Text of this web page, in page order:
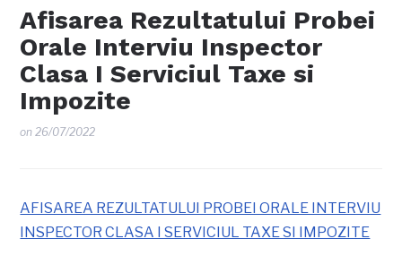
Afisarea Rezultatului Probei
Orale Interviu Inspector
Clasa I Serviciul Taxe si
Impozite
on26/07/2022
AFISAREA REZULTATULUI PROBEI ORALE INTERVIU
INSPECTOR CLASA I SERVICIUL TAXE SI IMPOZITE